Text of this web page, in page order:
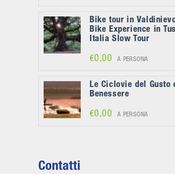
Bike tour in
Bike Experience in
Italia Slow Tour
€0,00 A PERSONA
Le Ciclovie del Gusto
Benessere
€0,00 A PERSONA
Contatti